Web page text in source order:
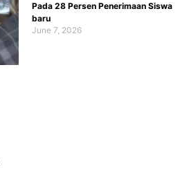
Pada 28 Persen Penerimaan Siswa
baru
June 7, 2026